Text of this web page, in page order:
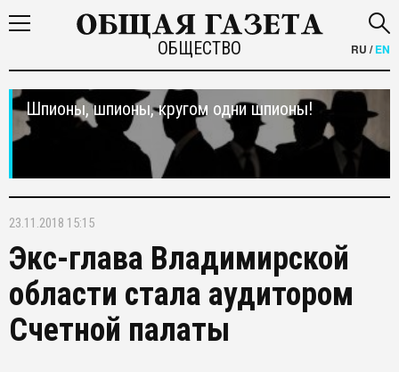
ОБЩЕСТВО RU /EN
Шпионы, шпионы, кругом одни шпионы!
23.11.2018 15:15
Экс-глава Владимирской
области стала аудитором
Счетной палаты